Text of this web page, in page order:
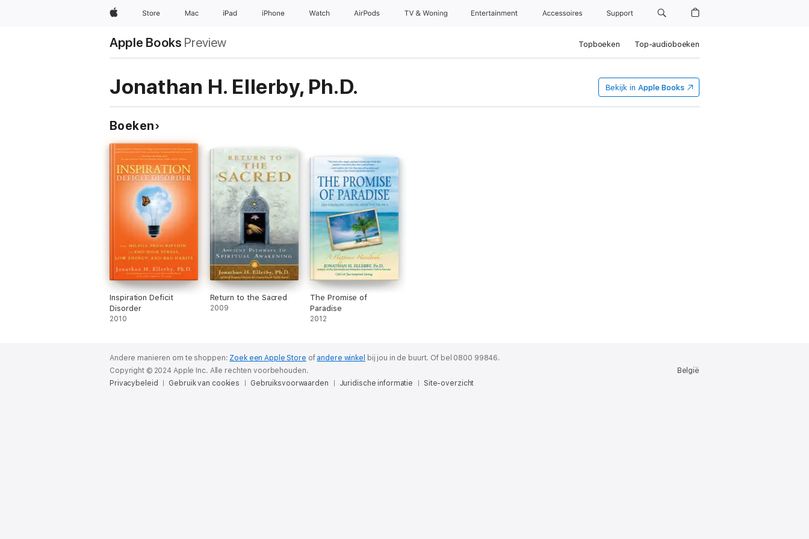
AppleStore Mac iPad iPhone Watch AirPods TV & Woning Entertainment Accessoires Support
Apple Books Preview Topboeken Top-audioboeken
Jonathan H. Ellerby, Ph.D. Bekijk in Apple Books
Boeken
Inspiration Deficit
Disorder
2010
Return to the Sacred
2009
The Promise of
Paradise
2012
Andere manieren om te shoppen: Zoek een Apple Store of andere winkel bij jou in de buurt. Of bel 0800 99846.
België
Copyright © 2024 Apple Inc. Alle rechten voorbehouden.
Privacybeleid
Gebruik van cookies Gebruiksvoorwaarden Juridische informatie Site-overzicht